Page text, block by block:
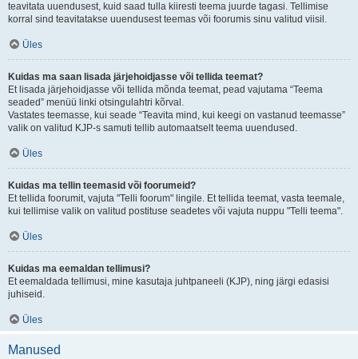
teavitata uuendusest, kuid saad tulla kiiresti teema juurde tagasi. Tellimise
korral sind teavitatakse uuendusest teemas või foorumis sinu valitud viisil.
Üles
Kuidas ma saan lisada järjehoidjasse või tellida teemat?
Et lisada järjehoidjasse või tellida mõnda teemat, pead vajutama “Teema
seaded” menüü linki otsingulahtri kõrval.
Vastates teemasse, kui seade “Teavita mind, kui keegi on vastanud teemasse”
valik on valitud KJP-s samuti tellib automaatselt teema uuendused.
Üles
Kuidas ma tellin teemasid või foorumeid?
Et tellida foorumit, vajuta "Telli foorum" lingile. Et tellida teemat, vasta teemale,
kui tellimise valik on valitud postituse seadetes või vajuta nuppu "Telli teema".
Üles
Kuidas ma eemaldan tellimusi?
Et eemaldada tellimusi, mine kasutaja juhtpaneeli (KJP), ning järgi edasisi
juhiseid.
Üles
Manused